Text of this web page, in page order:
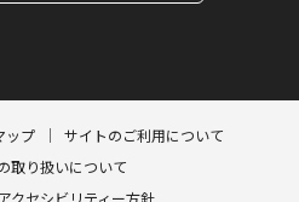
ップ
サイトのご利用について
取り扱いについて